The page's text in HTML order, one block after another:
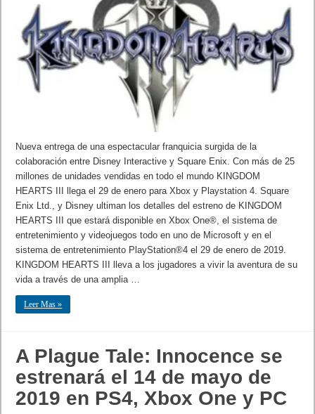
Nueva entrega de una espectacular franquicia surgida de la
colaboración entre Disney Interactive y Square Enix. Con más de 25
millones de unidades vendidas en todo el mundo KINGDOM
HEARTS III llega el 29 de enero para Xbox y Playstation 4. Square
Enix Ltd., y Disney ultiman los detalles del estreno de KINGDOM
HEARTS III que estará disponible en Xbox One®, el sistema de
entretenimiento y videojuegos todo en uno de Microsoft y en el
sistema de entretenimiento PlayStation®4 el 29 de enero de 2019.
KINGDOM HEARTS III lleva a los jugadores a vivir la aventura de su
vida a través de una amplia …
Leer Mas »
A Plague Tale: Innocence se
estrenará el 14 de mayo de
2019 en PS4, Xbox One y PC